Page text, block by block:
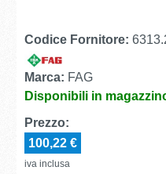
Codice Fornitore:
Marca: FAG
Disponibili in
Prezzo:
100,22 €
iva inclusa